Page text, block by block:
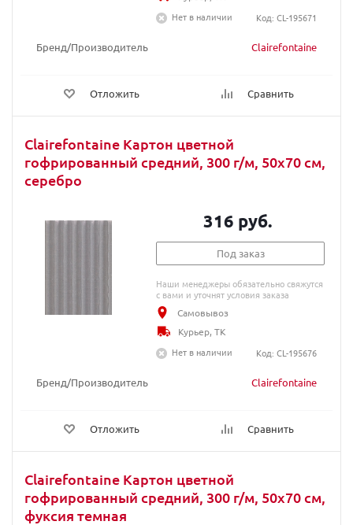
Бренд/Производитель Clairefontaine
Отложить Сравнить
Нет в наличии
Код: CL-195671
Clairefontaine Картон цветной
гофрированный средний, 300 г/м, 50х70 см,
серебро
Бренд/Производитель Clairefontaine
Отложить Сравнить
316 руб.
Под заказ
Наши менеджеры обязательно свяжутся
с вами и уточнят условия заказа
Самовывоз
Курьер, ТК
Нет в наличии
Код: CL-195676
Clairefontaine Картон цветной
гофрированный средний, 300 г/м, 50х70 см,
фуксия темная